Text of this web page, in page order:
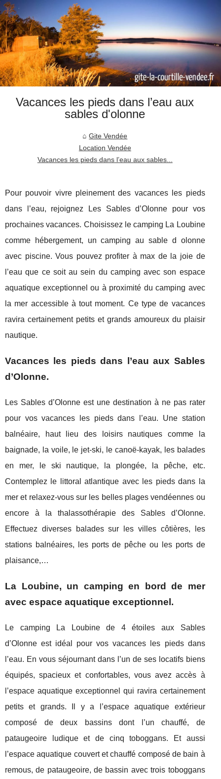
Vacances les pieds dans l’eau aux
sables d'olonne
Gite Vendée
Location Vendée
Vacances les pieds dans l’eau aux sables...
Pour pouvoir vivre pleinement des vacances les pieds
dans l’eau, rejoignez Les Sables d’Olonne pour vos
prochaines vacances. Choisissez le camping La Loubine
comme hébergement, un camping au sable d olonne
avec piscine. Vous pouvez profiter à max de la joie de
l’eau que ce soit au sein du camping avec son espace
aquatique exceptionnel ou à proximité du camping avec
la mer accessible à tout moment. Ce type de vacances
ravira certainement petits et grands amoureux du plaisir
nautique.
Vacances les pieds dans l’eau aux Sables
d’Olonne.
Les Sables d’Olonne est une destination à ne pas rater
pour vos vacances les pieds dans l’eau. Une station
balnéaire, haut lieu des loisirs nautiques comme la
baignade, la voile, le jet-ski, le canoë-kayak, les balades
en mer, le ski nautique, la plongée, la pêche, etc.
Contemplez le littoral atlantique avec les pieds dans la
mer et relaxez-vous sur les belles plages vendéennes ou
encore à la thalassothérapie des Sables d’Olonne.
Effectuez diverses balades sur les villes côtières, les
stations balnéaires, les ports de pêche ou les ports de
plaisance,…
La Loubine, un camping en bord de mer
avec espace aquatique exceptionnel.
Le camping La Loubine de 4 étoiles aux Sables
d’Olonne est idéal pour vos vacances les pieds dans
l’eau. En vous séjournant dans l’un de ses locatifs biens
équipés, spacieux et confortables, vous avez accès à
l’espace aquatique exceptionnel qui ravira certainement
petits et grands. Il y a l’espace aquatique extérieur
composé de deux bassins dont l’un chauffé, de
pataugeoire ludique et de cinq toboggans. Et aussi
l’espace aquatique couvert et chauffé composé de bain à
remous, de pataugeoire, de bassin avec trois toboggans